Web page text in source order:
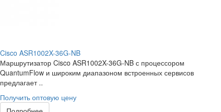
Cisco ASR1002X-36G-NB
Маршрутизатор Cisco ASR1002X-36G-NB с процессором
QuantumFlow и широким диапазоном встроенных сервисов
предлагает ..
Получить оптовую цену